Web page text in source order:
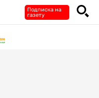
Подписка на
газету